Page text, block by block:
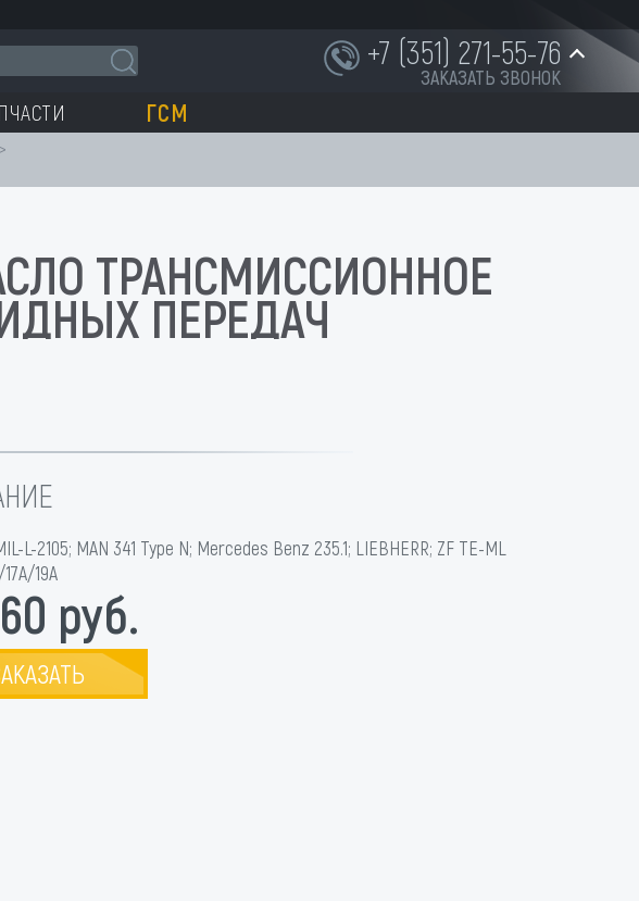
+7 (351) 271-55-76
ЗАКАЗАТЬ ЗВОНОК
+7 (951) 252-91-87
ГСМ
ТРАНСМИССИОННОЕ
ПЕРЕДАЧ
L-2105; MAN 341 Type N; Mercedes Benz 235.1; LIEBHERR; ZF TE-ML
19A
руб.